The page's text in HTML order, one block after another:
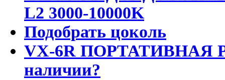
L2 3000-10000K
Подобрать цоколь
VX-6R ПОРТАТИВНАЯ
наличии?